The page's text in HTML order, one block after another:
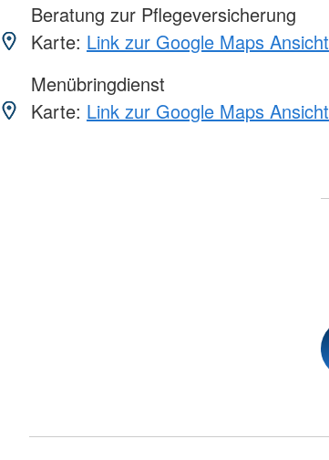
Beratung zur Pflegeversicherung
Karte: Link zur Google Maps Ansicht
Menübringdienst
Karte: Link zur Google Maps Ansicht